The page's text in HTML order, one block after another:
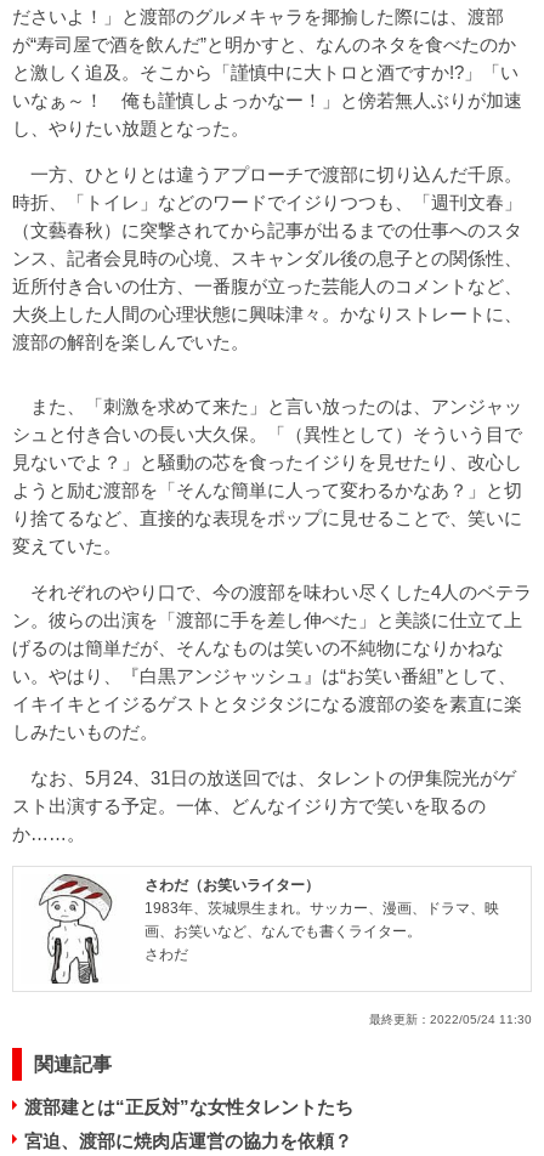
ださいよ！」と渡部のグルメキャラを揶揄した際には、渡部
が“寿司屋で酒を飲んだ”と明かすと、なんのネタを食べたのか
と激しく追及。そこから「謹慎中に大トロと酒ですか!?」「い
いなぁ～！ 俺も謹慎しよっかなー！」と傍若無人ぶりが加速
し、やりたい放題となった。
一方、ひとりとは違うアプローチで渡部に切り込んだ千原。
時折、「トイレ」などのワードでイジりつつも、「週刊文春」
（文藝春秋）に突撃されてから記事が出るまでの仕事へのスタ
ンス、記者会見時の心境、スキャンダル後の息子との関係性、
近所付き合いの仕方、一番腹が立った芸能人のコメントなど、
大炎上した人間の心理状態に興味津々。かなりストレートに、
渡部の解剖を楽しんでいた。
また、「刺激を求めて来た」と言い放ったのは、アンジャッ
シュと付き合いの長い大久保。「（異性として）そういう目で
見ないでよ？」と騒動の芯を食ったイジりを見せたり、改心し
ようと励む渡部を「そんな簡単に人って変わるかなあ？」と切
り捨てるなど、直接的な表現をポップに見せることで、笑いに
変えていた。
それぞれのやり口で、今の渡部を味わい尽くした4人のベテラ
ン。彼らの出演を「渡部に手を差し伸べた」と美談に仕立て上
げるのは簡単だが、そんなものは笑いの不純物になりかねな
い。やはり、『白黒アンジャッシュ』は“お笑い番組”として、
イキイキとイジるゲストとタジタジになる渡部の姿を素直に楽
しみたいものだ。
なお、5月24、31日の放送回では、タレントの伊集院光がゲ
スト出演する予定。一体、どんなイジり方で笑いを取るの
か……。
さわだ（お笑いライター）
1983年、茨城県生まれ。サッカー、漫画、ドラマ、映
画、お笑いなど、なんでも書くライター。
さわだ
最終更新： 2022/05/24 11:30
関連記事
渡部建とは“正反対”な女性タレントたち
宮迫、渡部に焼肉店運営の協力を依頼？